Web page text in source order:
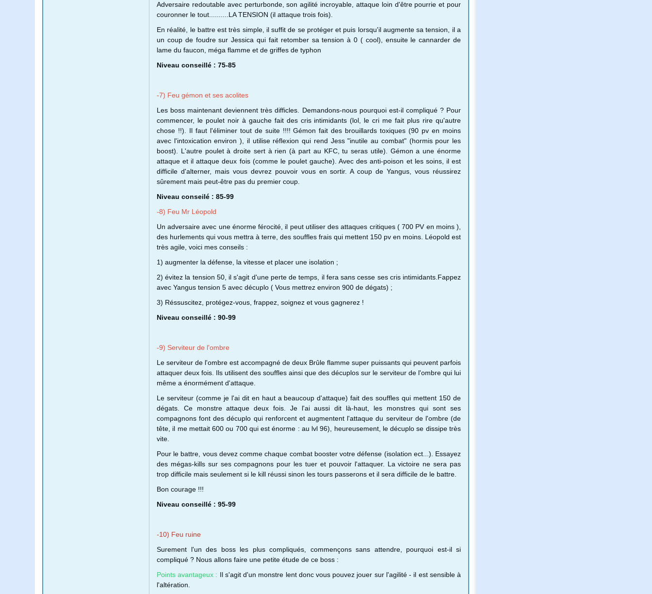
Adversaire redoutable avec perturbonde, son agilité incroyable, attaque loin d'être pourrie et pour
couronner le tout..........LA TENSION (il attaque trois fois).
En réalité, le battre est très simple, il suffit de se protéger et puis lorsqu'il augmente sa tension, il a
un coup de foudre sur Jessica qui fait retomber sa tension à 0 ( cool), ensuite le cannarder de
lame du faucon, méga flamme et de griffes de typhon
Niveau conseillé : 75-85
-7) Feu gémon et ses acolites
Les boss maintenant deviennent très difficles. Demandons-nous pourquoi est-il compliqué ? Pour
commencer, le poulet noir à gauche fait des cris intimidants (lol, le cri me fait plus rire qu'autre
chose !!). Il faut l'éliminer tout de suite !!!! Gémon fait des brouillards toxiques (90 pv en moins
avec l'intoxication environ ), il utilise réflexion qui rend Jess "inutile au combat" (hormis pour les
boost). L'autre poulet à droite sert à rien (à part au KFC, tu seras utile). Gémon a une énorme
attaque et il attaque deux fois (comme le poulet gauche). Avec des anti-poison et les soins, il est
difficile d'alterner, mais vous devrez pouvoir vous en sortir. A coup de Yangus, vous réussirez
sûrement mais peut-être pas du premier coup.
Niveau conseilé : 85-99
-8) Feu Mr Léopold
Un adversaire avec une énorme férocité, il peut utiliser des attaques critiques ( 700 PV en moins ),
des hurlements qui vous mettra à terre, des souffles frais qui mettent 150 pv en moins. Léopold est
très agile, voici mes conseils :
1) augmenter la défense, la vitesse et placer une isolation ;
2) évitez la tension 50, il s'agit d'une perte de temps, il fera sans cesse ses cris intimidants.Fappez
avec Yangus tension 5 avec décuplo ( Vous mettrez environ 900 de dégats) ;
3) Réssuscitez, protégez-vous, frappez, soignez et vous gagnerez !
Niveau conseillé : 90-99
-9) Serviteur de l'ombre
Le serviteur de l'ombre est accompagné de deux Brûle flamme super puissants qui peuvent parfois
attaquer deux fois. Ils utilisent des souffles ainsi que des décuplos sur le serviteur de l'ombre qui lui
même a énormément d'attaque.
Le serviteur (comme je l'ai dit en haut a beaucoup d'attaque) fait des souffles qui mettent 150 de
dégats. Ce monstre attaque deux fois. Je l'ai aussi dit là-haut, les monstres qui sont ses
compagnons font des décuplo qui renforcent et augmentent l'attaque du serviteur de l'ombre (de
tête, il me mettait 600 ou 700 qui est énorme : au lvl 96), heureusement, le décuplo se dissipe très
vite.
Pour le battre, vous devez comme chaque combat booster votre défense (isolation ect...). Essayez
des mégas-kills sur ses compagnons pour les tuer et pouvoir l'attaquer. La victoire ne sera pas
trop difficile mais seulement si le kill réussi sinon les tours passerons et il sera difficile de le battre.
Bon courage !!!
Niveau conseillé : 95-99
-10) Feu ruine
Surement l'un des boss les plus compliqués, commençons sans attendre, pourquoi est-il si
compliqué ? Nous allons faire une petite étude de ce boss :
Points avantageux : Il s'agit d'un monstre lent donc vous pouvez jouer sur l'agilité - il est sensible à
l'altération.